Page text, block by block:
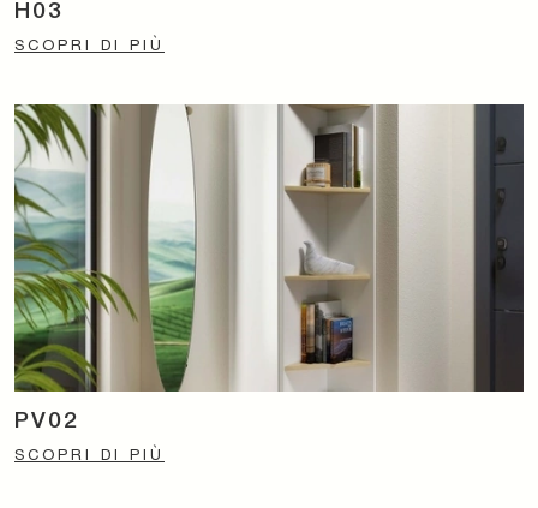
H03
SCOPRI DI PIÙ
PV02
SCOPRI DI PIÙ